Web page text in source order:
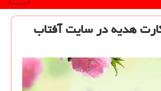
هدیه در سایت آفتاب